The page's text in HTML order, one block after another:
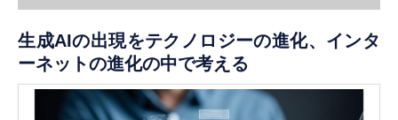
生成AIの出現をテクノロジーの進化、インタ
ーネットの進化の中で考える